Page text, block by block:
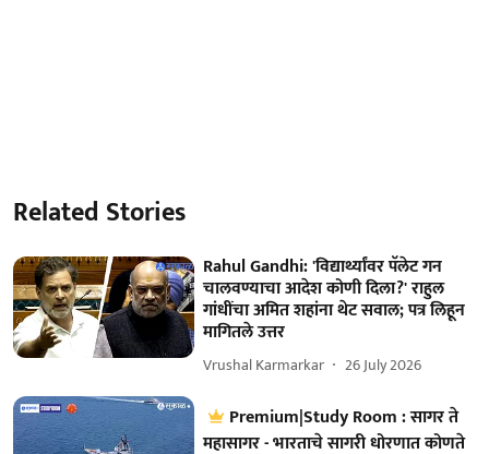
Related Stories
Rahul Gandhi: 'विद्यार्थ्यांवर पॅलेट गन
चालवण्याचा आदेश कोणी दिला?' राहुल
गांधींचा अमित शहांना थेट सवाल; पत्र लिहून
मागितले उत्तर
Vrushal Karmarkar 26 July 2026
Premium|Study Room : सागर ते
महासागर - भारताचे सागरी धोरणात कोणते